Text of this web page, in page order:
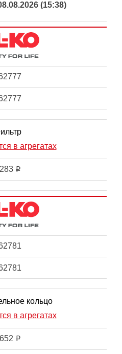
(15:38)
в агрегатах
i
кольцо
в агрегатах
i